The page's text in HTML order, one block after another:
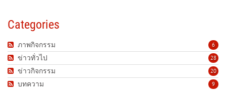
Categories
6
ภาพกิจกรรม
28
ข่าวทั่วไป
20
ข่าวกิจกรรม
9
บทความ